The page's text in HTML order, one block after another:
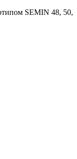
SEMIN 48, 50,